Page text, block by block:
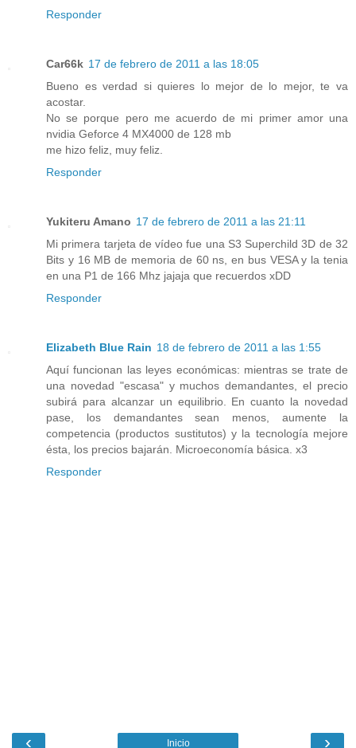
Responder
Car66k 17 de febrero de 2011 a las 18:05
Bueno es verdad si quieres lo mejor de lo mejor, te va
acostar.
No se porque pero me acuerdo de mi primer amor una
nvidia Geforce 4 MX4000 de 128 mb
me hizo feliz, muy feliz.
Responder
Yukiteru Amano 17 de febrero de 2011 a las 21:11
Mi primera tarjeta de vídeo fue una S3 Superchild 3D de 32
Bits y 16 MB de memoria de 60 ns, en bus VESA y la tenia
en una P1 de 166 Mhz jajaja que recuerdos xDD
Responder
Elizabeth Blue Rain 18 de febrero de 2011 a las 1:55
Aquí funcionan las leyes económicas: mientras se trate de
una novedad "escasa" y muchos demandantes, el precio
subirá para alcanzar un equilibrio. En cuanto la novedad
pase, los demandantes sean menos, aumente la
competencia (productos sustitutos) y la tecnología mejore
ésta, los precios bajarán. Microeconomía básica. x3
Responder
‹ ›
Inicio